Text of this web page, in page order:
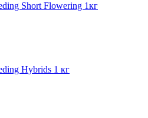
Short Flowering 1кг
Hybrids 1 кг